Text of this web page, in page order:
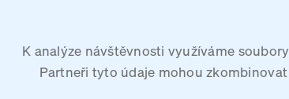
K analýze návštěvnosti využíváme
Partneři tyto údaje mohou